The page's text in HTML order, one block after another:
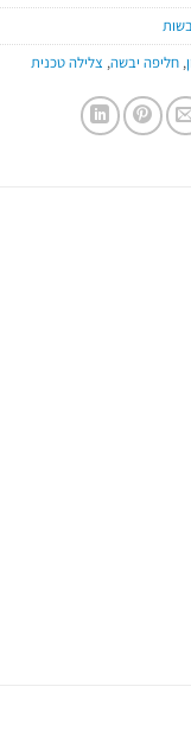
,חליפה יבשה, צלילה טכנית